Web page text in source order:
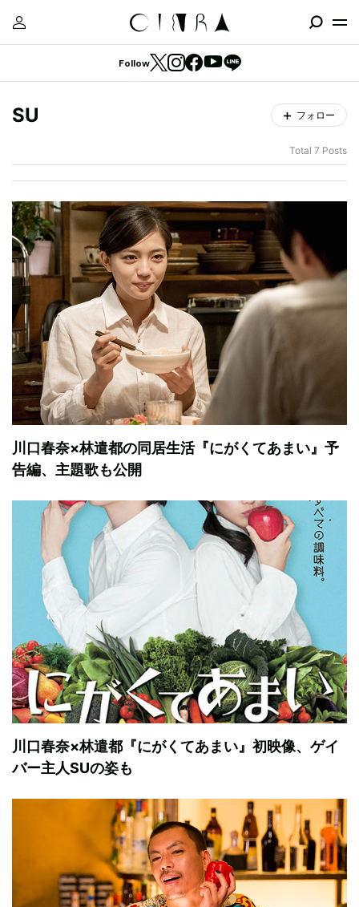
Follow
SU フォロー
Total 7 Posts
川口春奈×林遣都の同居生活『にがくてあまい』予
告編、主題歌も公開
川口春奈×林遣都『にがくてあまい』初映像、ゲイ
バー主人SUの姿も